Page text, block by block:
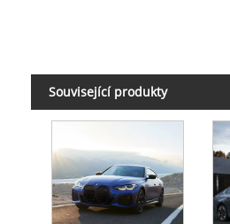
Související produkty